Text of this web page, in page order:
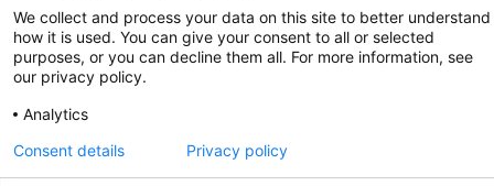
We collect and process your data on this site to better understand
how it is used. You can give your consent to all or selected
purposes, or you can decline them all. For more information, see
our privacy policy.
Analytics
Consent details
Privacy policy